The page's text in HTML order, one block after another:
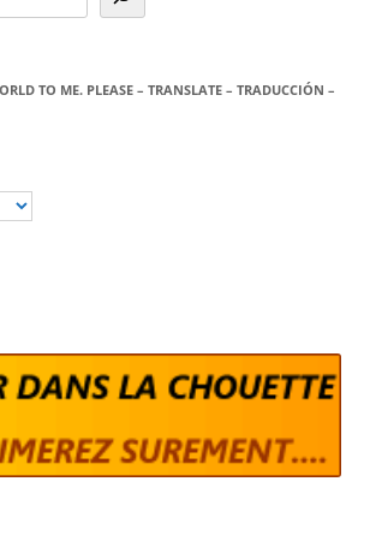
TO ME. PLEASE – TRANSLATE – TRADUCCIÓN –